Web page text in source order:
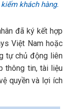
khách hàng.
đã ký kết hợp
Việt Nam hoặc
tự chủ động liên
thông tin, tài liệu
quyền và lợi ích